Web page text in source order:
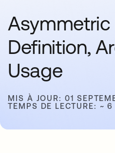
Asymmetric
Definition,
Usage
MIS À JOUR: 01
TEMPS DE LECTURE: ~